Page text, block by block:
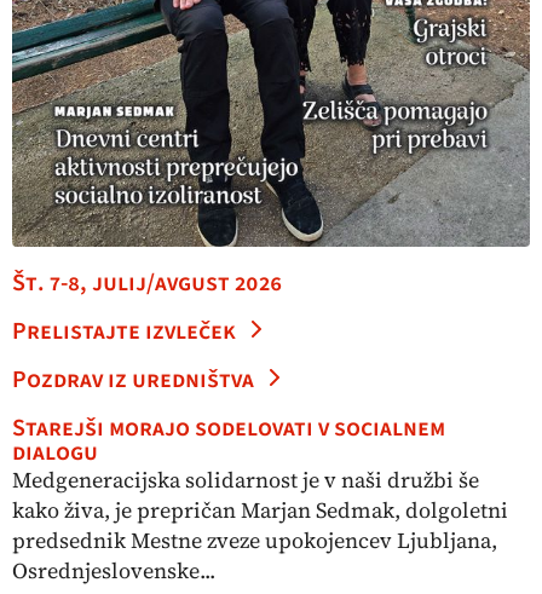
Št. 7-8, julij/avgust 2026
Prelistajte izvleček
Pozdrav iz uredništva
Starejši morajo sodelovati v socialnem
dialogu
Medgeneracijska solidarnost je v naši družbi še
kako živa, je prepričan Marjan Sedmak, dolgoletni
predsednik Mestne zveze upokojencev Ljubljana,
Osrednjeslovenske...